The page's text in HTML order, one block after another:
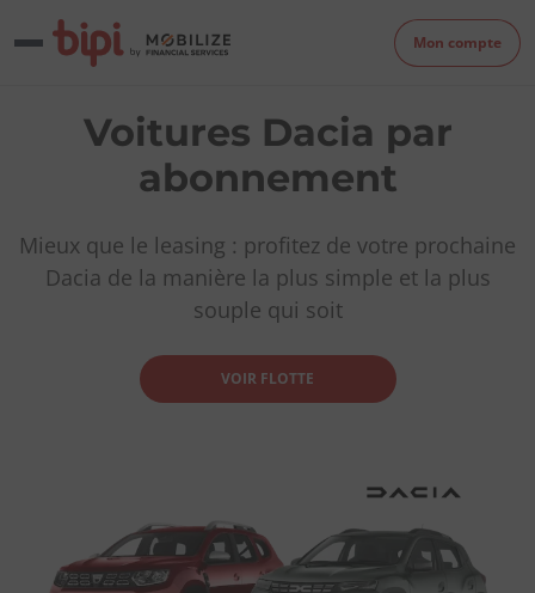
Mon compte
Voitures Dacia par
abonnement
Mieux que le leasing : profitez de votre prochaine
Dacia de la manière la plus simple et la plus
souple qui soit
VOIR FLOTTE